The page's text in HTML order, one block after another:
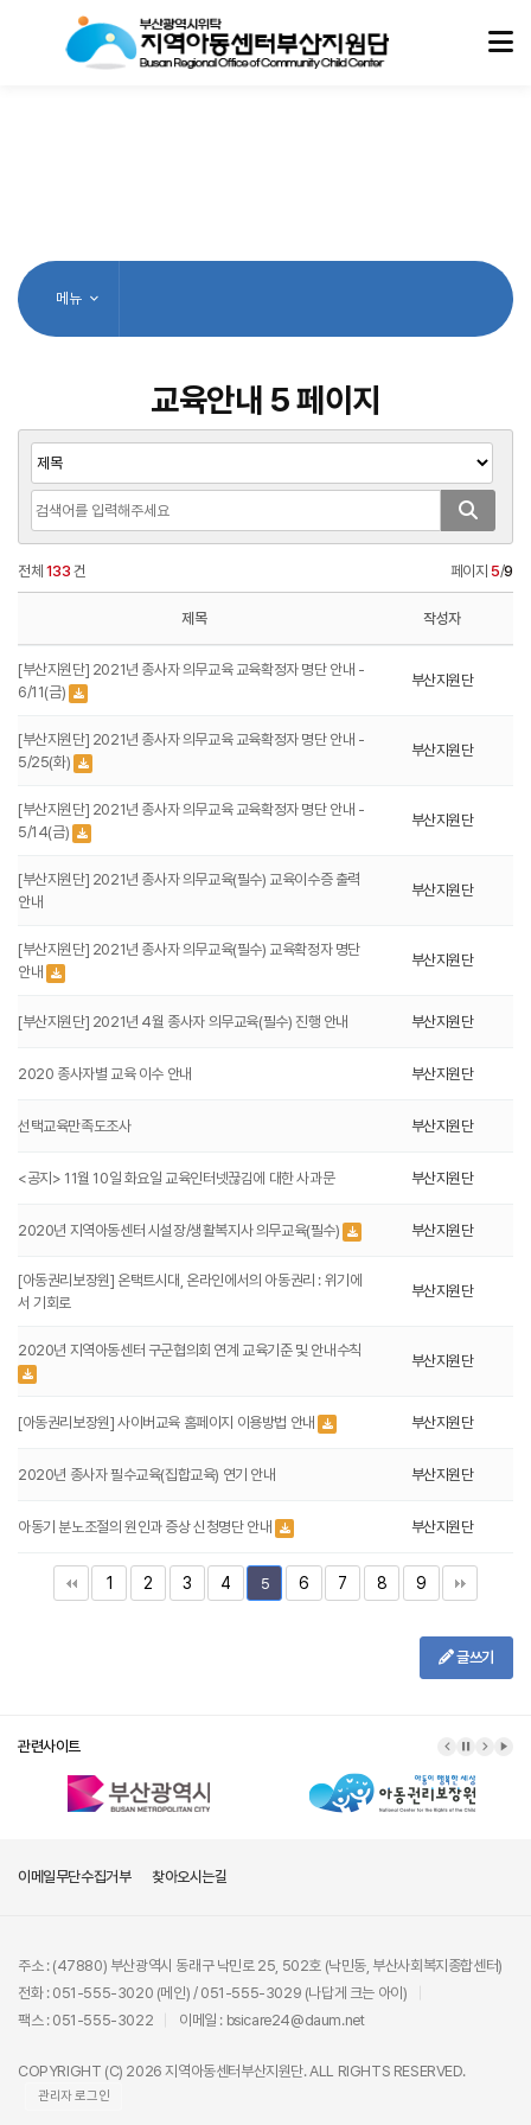
메뉴
교육안내 5 페이지
전체 133 건 페이지 5/9
제목 작성자
[부산지원단] 2021년 종사자 의무교육 교육확정자 명단 안내 -
6/11(금)
부산지원단
[부산지원단] 2021년 종사자 의무교육 교육확정자 명단 안내 -
5/25(화)
부산지원단
[부산지원단] 2021년 종사자 의무교육 교육확정자 명단 안내 -
5/14(금)
부산지원단
[부산지원단] 2021년 종사자 의무교육(필수) 교육이수증 출력
안내
부산지원단
[부산지원단] 2021년 종사자 의무교육(필수) 교육확정자 명단
안내
부산지원단
[부산지원단] 2021년 4월 종사자 의무교육(필수) 진행 안내 부산지원단
2020 종사자별 교육 이수 안내 부산지원단
선택교육만족도조사 부산지원단
<공지> 11월 10일 화요일 교육인터넷끊김에 대한 사과문 부산지원단
2020년 지역아동센터 시설장/생활복지사 의무교육(필수) 부산지원단
[아동권리보장원] 온택트시대, 온라인에서의 아동권리 : 위기에
서 기회로
부산지원단
2020년 지역아동센터 구군협의회 연계 교육기준 및 안내수칙
부산지원단
[아동권리보장원] 사이버교육 홈페이지 이용방법 안내 부산지원단
2020년 종사자 필수교육(집합교육) 연기 안내 부산지원단
아동기 분노조절의 원인과 증상 신청명단 안내 부산지원단
1 2 3 4 5 6 7 8 9
글쓰기
관련사이트
이메일무단수집거부 찾아오시는길
주소 : (47880) 부산광역시 동래구 낙민로 25, 502호 (낙민동, 부산사회복지종합센터)
전화 : 051-555-3020 (메인) / 051-555-3029 (나답게 크는 아이)
팩스 : 051-555-3022
이메일 : bsicare24@daum.net
COPYRIGHT (C) 2026 지역아동센터부산지원단. ALL RIGHTS RESERVED.
관리자 로그인